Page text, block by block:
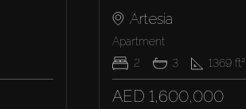
Artesia
Apartment
2
3 1369ft²
AED 1,600,000